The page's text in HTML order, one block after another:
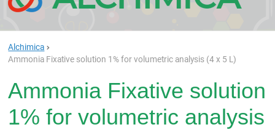
Alchimica
Ammonia Fixative solution 1% for volumetric analysis (4 x 5 L)
Ammonia Fixative solution
1% for volumetric analysis